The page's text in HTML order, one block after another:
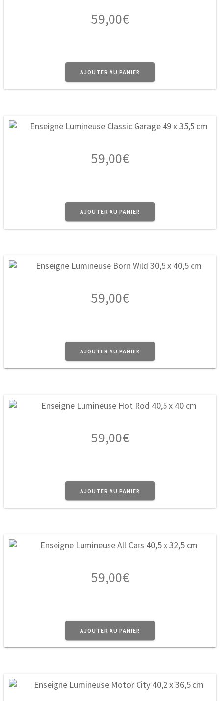
59,00€
AJOUTER AU PANIER
59,00€
AJOUTER AU PANIER
59,00€
AJOUTER AU PANIER
59,00€
AJOUTER AU PANIER
59,00€
AJOUTER AU PANIER